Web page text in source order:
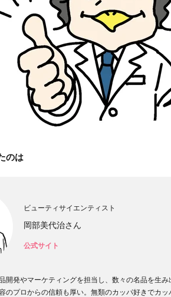
のは
ビューティサイエンティスト
岡部美代治さん
公式サイト
開発やマーケティングを担当し、数々の名品を生
のプロからの信頼も厚い。無類のカッパ好きでカ